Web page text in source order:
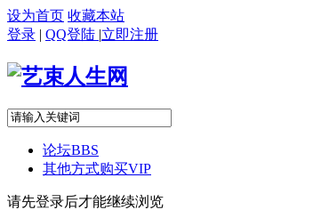
设为首页 收藏本站
登录 | QQ登陆 |立即注册
论坛BBS
其他方式购买VIP
请先登录后才能继续浏览